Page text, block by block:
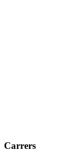
Carrers